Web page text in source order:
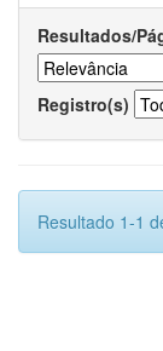
Resultados/
Registro(s)
Resultado 1-1